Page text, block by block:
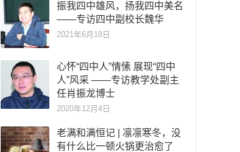
振我四中雄风，扬我四中美名
——专访四中副校长魏华
2021年6月18日
心怀“四中人”情愫 展现“四中
人”风采 ——专访教学处副主
任肖振龙博士
2020年12月4日
老满和满恒记 | 凛凛寒冬，没
有什么比一顿火锅更治愈了